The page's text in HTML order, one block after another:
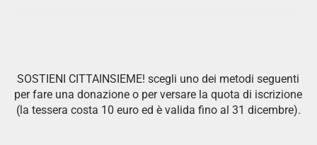
SOSTIENI CITTAINSIEME! scegli uno dei metodi seguenti
per fare una donazione o per versare la quota di iscrizione
(la tessera costa 10 euro ed è valida fino al 31 dicembre).